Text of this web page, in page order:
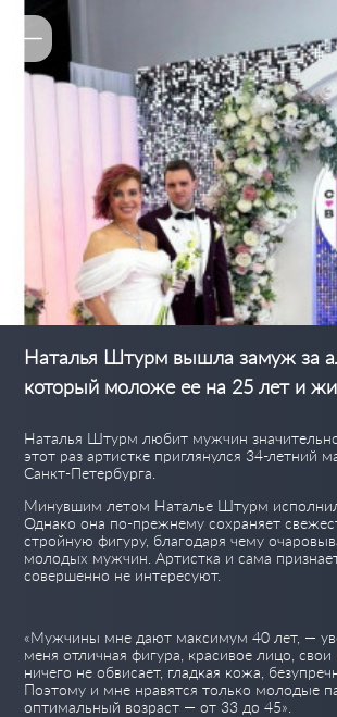
Наталья Штурм вышла замуж за
который моложе ее на 25 лет и
Наталья Штурм любит мужчин
этот раз артистке приглянулся 34-летний
Санкт-Петербурга.
Минувшим летом Наталье Штурм
Однако она по-прежнему сохраняет
стройную фигуру, благодаря чему
молодых мужчин. Артистка и сама
совершенно не интересуют.
«Мужчины мне дают максимум 40 лет, —
меня отличная фигура, красивое лицо,
ничего не обвисает, гладкая кожа,
Поэтому и мне нравятся только молодые
оптимальный возраст — от 33 до 45».